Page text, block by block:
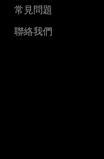
常見問題
聯絡我們